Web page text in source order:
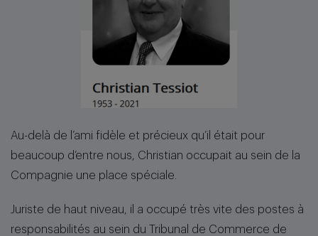
Au-delà de l’ami fidèle et précieux qu’il était pour
beaucoup d’entre nous, Christian occupait au sein de la
Compagnie une place spéciale.
Juriste de haut niveau, il a occupé très vite des postes à
responsabilités au sein du Tribunal de Commerce de